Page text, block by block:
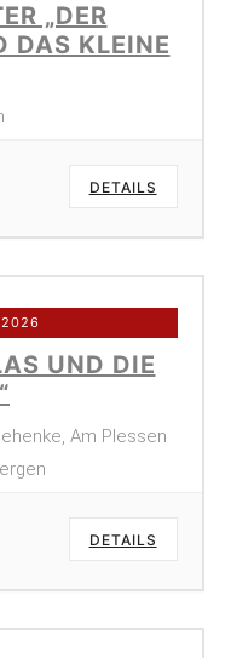
„DER
DAS KLEINE
DETAILS
2026
UND DIE
Am Plessen
DETAILS